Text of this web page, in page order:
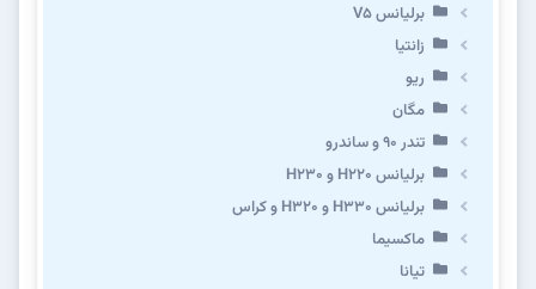
برلیانس V5
زانتیا
ریو
مگان
تندر ۹۰ و ساندرو
برلیانس H220 و H230
برلیانس H330 و H320 و کراس
ماکسیما
تیانا